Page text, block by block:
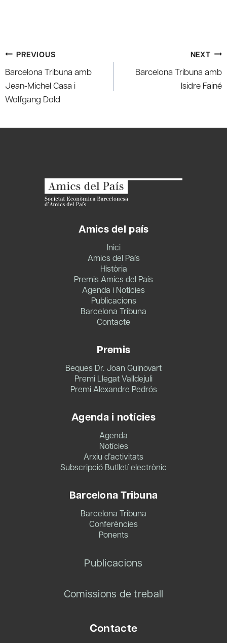
Post
navigation
PREVIOUS
Barcelona Tribuna amb
Jean-Michel Casa i
Wolfgang Dold
NEXT
Barcelona Tribuna amb
Isidre Fainé
Amics del país
Inici
Amics del País
Història
Premis Amics del País
Agenda i Notícies
Publicacions
Barcelona Tribuna
Contacte
Premis
Beques Dr. Joan Guinovart
Premi Llegat Valldejuli
Premi Alexandre Pedrós
Agenda i notícies
Agenda
Notícies
Arxiu d’activitats
Subscripció Butlletí electrònic
Barcelona Tribuna
Barcelona Tribuna
Conferències
Ponents
Publicacions
Comissions de treball
Contacte